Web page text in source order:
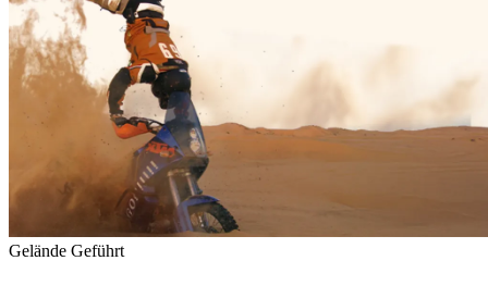
Gelände Geführt